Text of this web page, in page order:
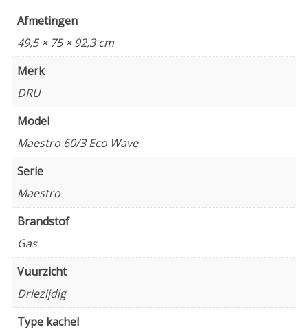
Afmetingen
49,5 × 75 × 92,3 cm
Merk
DRU
Model
Maestro 60/3 Eco Wave
Serie
Maestro
Brandstof
Gas
Vuurzicht
Driezijdig
Type kachel